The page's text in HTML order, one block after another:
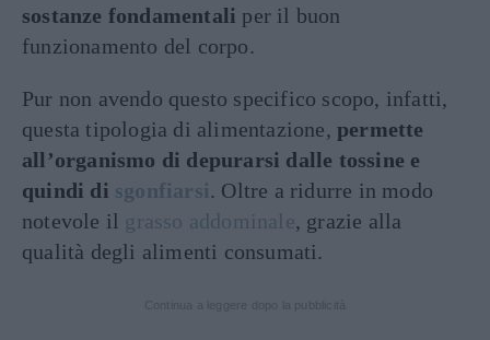
sostanze fondamentali per il buon
funzionamento del corpo.
Pur non avendo questo specifico scopo, infatti,
questa tipologia di alimentazione, permette
all’organismo di depurarsi dalle tossine e
quindi di sgonfiarsi. Oltre a ridurre in modo
notevole il grasso addominale, grazie alla
qualità degli alimenti consumati.